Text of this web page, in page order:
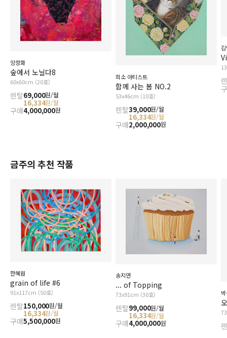
양정화
숲에서 노닐다8
60x60cm (20호)
렌탈69,000원/월
16,334원/월
구매4,000,000원
희소 아티스트
함께 사는 봄 NO.2
53x46cm (10호)
렌탈39,000원/월
16,334원/월
구매2,000,000원
금주의 추천 작품
한혜원
grain of life #6
91x117cm (50호)
렌탈150,000원/월
16,334원/월
구매5,500,000원
송지연
... of Topping
73x91cm (30호)
렌탈99,000원/월
16,334원/월
구매4,000,000원